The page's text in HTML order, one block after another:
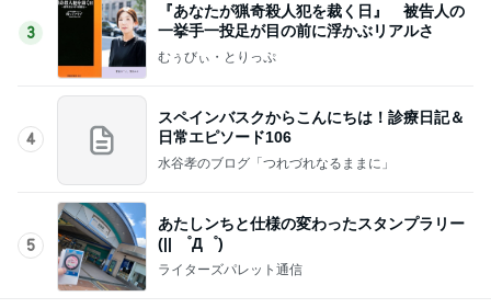
3
『あなたが猟奇殺人犯を裁く日』 被告人の
一挙手一投足が目の前に浮かぶリアルさ
むぅびぃ・とりっぷ
4
スペインバスクからこんにちは！診療日記＆
日常エピソード106
水谷孝のブログ「つれづれなるままに」
5
あたしンちと仕様の変わったスタンプラリー
(|| ゜Д゜)
ライターズパレット通信